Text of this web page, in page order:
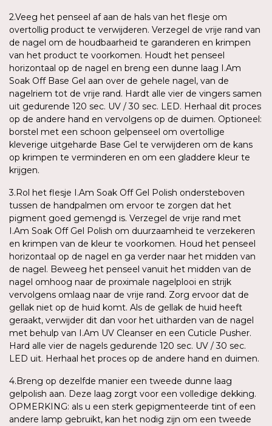
2.Veeg het penseel af aan de hals van het flesje om
overtollig product te verwijderen. Verzegel de vrije rand van
de nagel om de houdbaarheid te garanderen en krimpen
van het product te voorkomen. Houdt het penseel
horizontaal op de nagel en breng een dunne laag I.Am
Soak Off Base Gel aan over de gehele nagel, van de
nagelriem tot de vrije rand. Hardt alle vier de vingers samen
uit gedurende 120 sec. UV / 30 sec. LED. Herhaal dit proces
op de andere hand en vervolgens op de duimen. Optioneel:
borstel met een schoon gelpenseel om overtollige
kleverige uitgeharde Base Gel te verwijderen om de kans
op krimpen te verminderen en om een gladdere kleur te
krijgen.
3.Rol het flesje I.Am Soak Off Gel Polish ondersteboven
tussen de handpalmen om ervoor te zorgen dat het
pigment goed gemengd is. Verzegel de vrije rand met
I.Am Soak Off Gel Polish om duurzaamheid te verzekeren
en krimpen van de kleur te voorkomen. Houd het penseel
horizontaal op de nagel en ga verder naar het midden van
de nagel. Beweeg het penseel vanuit het midden van de
nagel omhoog naar de proximale nagelplooi en strijk
vervolgens omlaag naar de vrije rand. Zorg ervoor dat de
gellak niet op de huid komt. Als de gellak de huid heeft
geraakt, verwijder dit dan voor het uitharden van de nagel
met behulp van I.Am UV Cleanser en een Cuticle Pusher.
Hard alle vier de nagels gedurende 120 sec. UV / 30 sec.
LED uit. Herhaal het proces op de andere hand en duimen.
4.Breng op dezelfde manier een tweede dunne laag
gelpolish aan. Deze laag zorgt voor een volledige dekking.
OPMERKING: als u een sterk gepigmenteerde tint of een
andere lamp gebruikt, kan het nodig zijn om een tweede